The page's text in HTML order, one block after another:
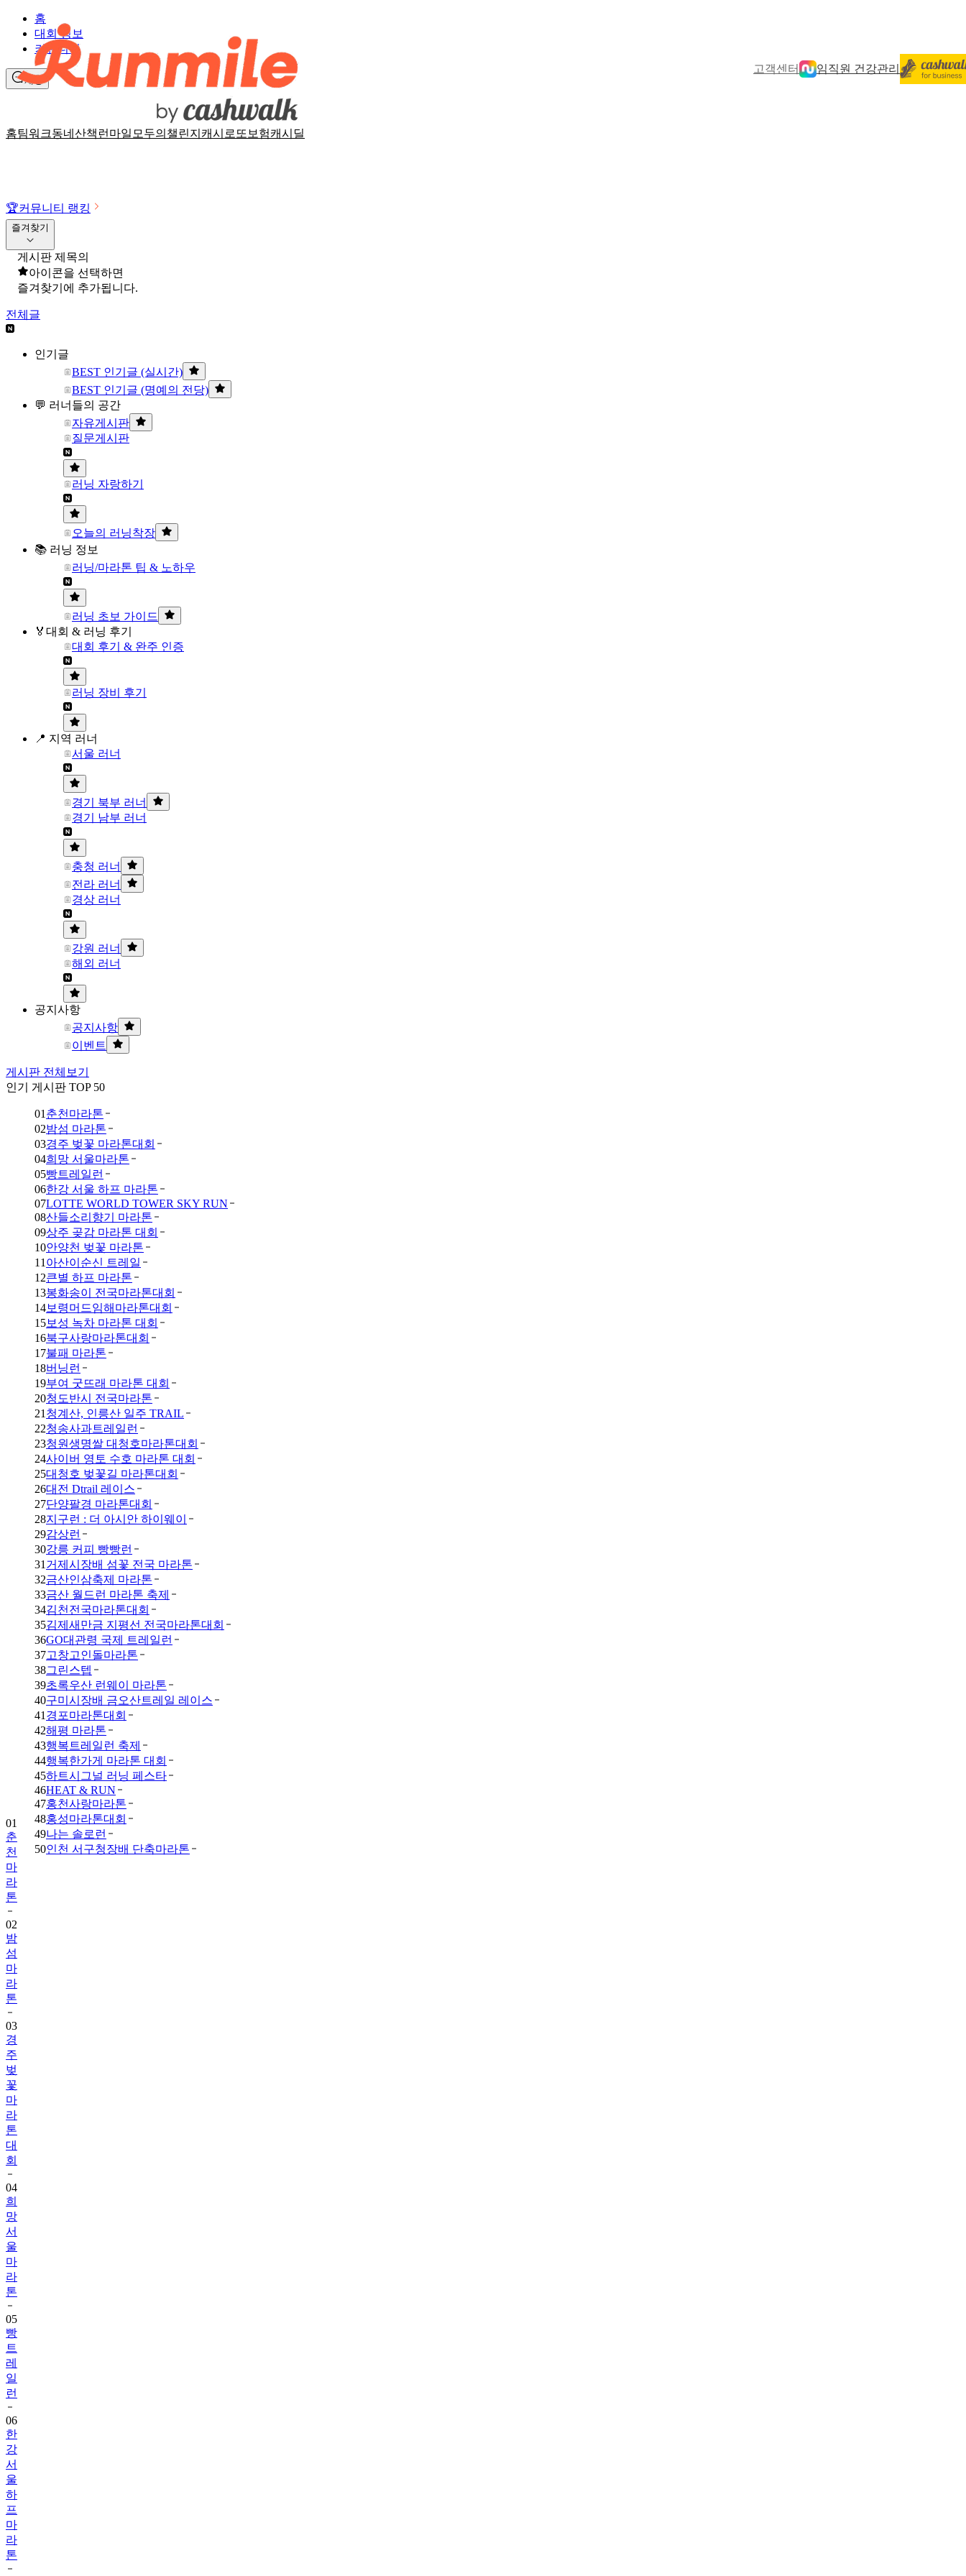
고객센터 임직원 건강관리
홈팀워크동네산책 런마일 모두의챌린지 캐시로또 보험캐시딜
홈
대회 정보
커뮤니티
채팅
🏆커뮤니티 랭킹
즐겨찾기
게시판 제목의
아이콘을 선택하면
즐겨찾기에 추가됩니다.
전체글
인기글
BEST 인기글 (실시간)
BEST 인기글 (명예의 전당)
💬 러너들의 공간
자유게시판
질문게시판
러닝 자랑하기
오늘의 러닝착장
📚 러닝 정보
러닝/마라톤 팁 & 노하우
러닝 초보 가이드
🏅대회 & 러닝 후기
대회 후기 & 완주 인증
러닝 장비 후기
📍 지역 러너
서울 러너
경기 북부 러너
경기 남부 러너
충청 러너
전라 러너
경상 러너
강원 러너
해외 러너
공지사항
공지사항
이벤트
게시판 전체보기
인기 게시판 TOP 50
01 춘천마라톤
02밤섬 마라톤
03경주 벚꽃 마라톤대회
04희망 서울마라톤
05빵트레일런
06한강 서울 하프 마라톤
07LOTTE WORLD TOWER SKY RUN
08산들소리향기 마라톤
09상주 곶감 마라톤 대회
10안양천 벚꽃 마라톤
11 아산이순신 트레일
12큰별 하프 마라톤
13봉화송이 전국마라톤대회
14보령머드임해마라톤대회
15보성 녹차 마라톤 대회
16북구사랑마라톤대회
17불패 마라톤
18버닝런
19부여 굿뜨래 마라톤 대회
20청도반시 전국마라톤
21 청계산, 인릉산 일주 TRAIL
22청송사과트레일런
23청원생명쌀 대청호마라톤대회
24사이버 영토 수호 마라톤 대회
25대청호 벚꽃길 마라톤대회
26대전 Dtrail 레이스
27단양팔경 마라톤대회
28지구런 : 더 아시안 하이웨이
29감상런
30강릉 커피 빵빵런
31 거제시장배 섬꽃 전국 마라톤
32금산인삼축제 마라톤
33금산 월드런 마라톤 축제
34김천전국마라톤대회
35김제새만금 지평선 전국마라톤대회
36GO대관령 국제 트레일런
37고창고인돌마라톤
38그린스텝
39초록우산 런웨이 마라톤
40구미시장배 금오산트레일 레이스
41 경포마라톤대회
42해평 마라톤
43행복트레일런 축제
44행복한가게 마라톤 대회
45하트시그널 러닝 페스타
46HEAT & RUN
47홍천사랑마라톤
48홍성마라톤대회
49나는 솔로런
50인천 서구청장배 단축마라톤
01
춘
천
마
라
톤
02
밤
섬
마
라
톤
03
경
주
벚
꽃
마
라
톤
대
회
04
희
망
서
울
마
라
톤
05
빵
트
레
일
런
06
한
강
서
울
하
프
마
라
톤